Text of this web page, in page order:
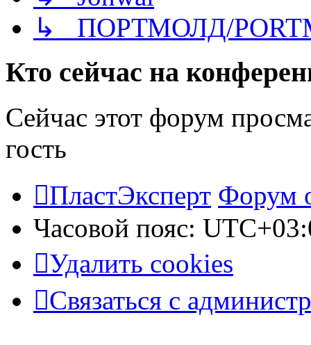
↳ ПОРТМОЛД/
Кто сейчас на
Сейчас этот форум
гость
ПластЭксперт Форум
Часовой пояс:
Удалить cookies
Связаться с